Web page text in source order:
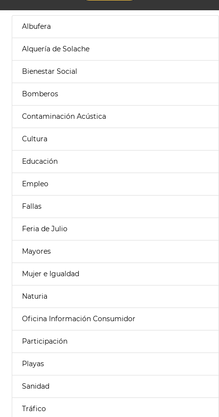
Albufera
Alquería de Solache
Bienestar Social
Bomberos
Contaminación Acústica
Cultura
Educación
Empleo
Fallas
Feria de Julio
Mayores
Mujer e Igualdad
Naturia
Oficina Información Consumidor
Participación
Playas
Sanidad
Tráfico